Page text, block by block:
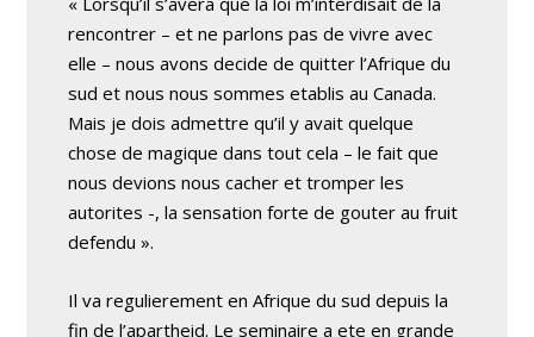
rencontrer – et ne parlons pas de vivre avec
elle – nous avons decide de quitter l’Afrique du
sud et nous nous sommes etablis au Canada.
Mais je dois admettre qu’il y avait quelque
chose de magique dans tout cela – le fait que
nous devions nous cacher et tromper les
autorites -, la sensation forte de gouter au fruit
defendu ».
Il va regulierement en Afrique du sud depuis la
fin de l’apartheid. Le seminaire a ete en grande